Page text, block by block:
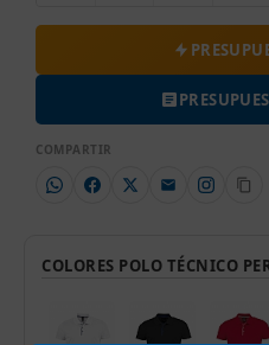
COMPARTIR
COLORES POLO TÉCNICO